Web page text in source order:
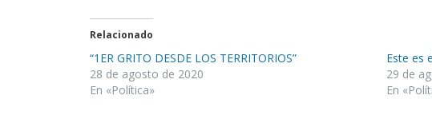
Relacionado
“1ER GRITO DESDE LOS TERRITORIOS”
28 de agosto de 2020
En «Política»
Este es
29 de
En